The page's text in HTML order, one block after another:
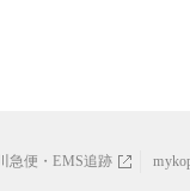
急便・EMS追跡